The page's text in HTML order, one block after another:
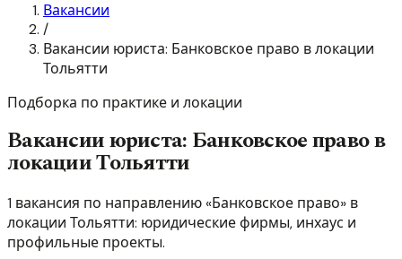
Вакансии
/
Вакансии юриста: Банковское право в локации
Тольятти
Подборка по практике и локации
Вакансии юриста: Банковское право в
локации Тольятти
1 вакансия по направлению «Банковское право» в
локации Тольятти: юридические фирмы, инхаус и
профильные проекты.